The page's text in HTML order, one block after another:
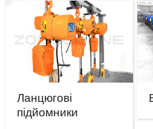
Ланцюгові
підйомники